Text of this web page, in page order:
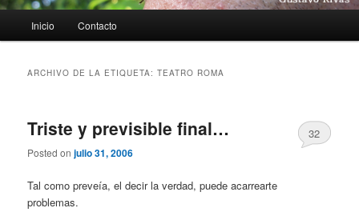
principal
Inicio Contacto
ARCHIVO DE LA ETIQUETA:TEATRO ROMA
Triste y previsible final…
Posted onjulio 31, 2006
32
Tal como preveía, el decir la verdad, puede acarrearte
problemas.